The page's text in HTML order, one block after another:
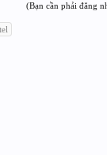
(Bạn cần phải đăng